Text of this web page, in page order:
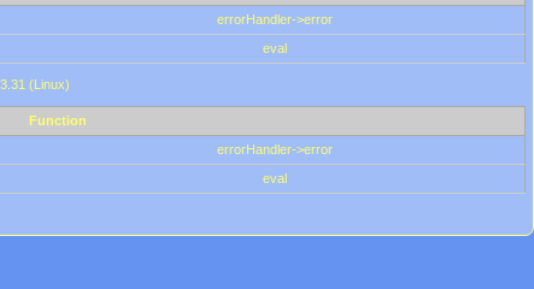
errorHandler->error
eval
(Linux)
Function
errorHandler->error
eval